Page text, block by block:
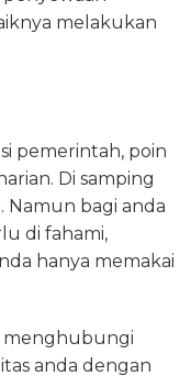
melakukan
pemerintah, poin
Di samping
Namun bagi anda
di fahami,
hanya memakai
menghubungi
anda dengan